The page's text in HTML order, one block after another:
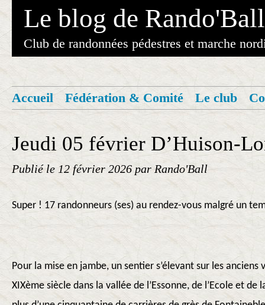
Le blog de Rando'Ball
Club de randonnées pédestres et marche
Accueil Fédération & Comité Le club
Jeudi 05 février D’Huison-
Publié le 12 février 2026 par Rando'Ball
Super ! 17 randonneurs (ses) au rendez-vous malgré un
Pour la mise en jambe, un sentier s’élevant sur les anciens
XIXème siècle dans la vallée de l’Essonne, de l’Ecole et de